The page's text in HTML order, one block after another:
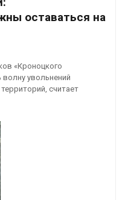
оставаться на
«Кроноцкого
увольнений
считает